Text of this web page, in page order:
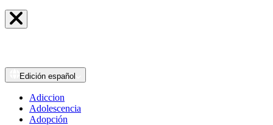
Edición español
Adiccion
Adolescencia
Adopción